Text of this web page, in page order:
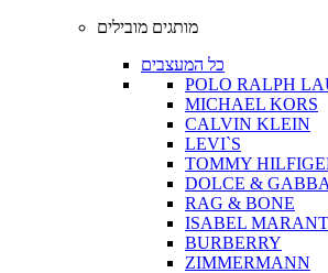
מותגים מובילים
כל המעצבים
POLO RALPH
MICHAEL KORS
CALVIN KLEIN
LEVI`S
TOMMY
DOLCE &
RAG & BONE
ISABEL MARANT
BURBERRY
ZIMMERMANN